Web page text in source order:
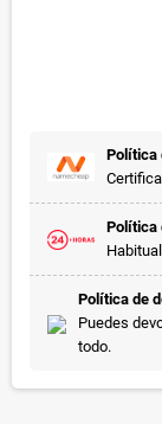
Política
Política
Política de
Puedes
todo.